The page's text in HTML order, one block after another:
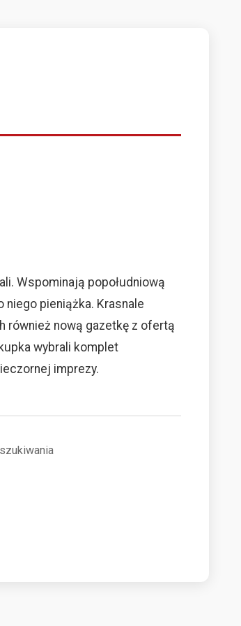
Wspominają popołudniową
niego pieniążka. Krasnale
również nową gazetkę z ofertą
wybrali komplet
imprezy.